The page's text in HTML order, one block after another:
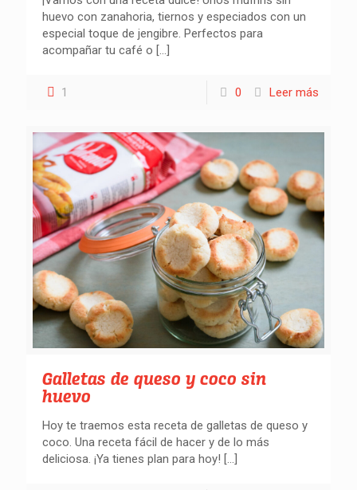
huevo con zanahoria, tiernos y especiados con un
especial toque de jengibre. Perfectos para
acompañar tu café o […]
1 0 Leer más
Galletas de queso y coco sin
huevo
Hoy te traemos esta receta de galletas de queso y
coco. Una receta fácil de hacer y de lo más
deliciosa. ¡Ya tienes plan para hoy! […]